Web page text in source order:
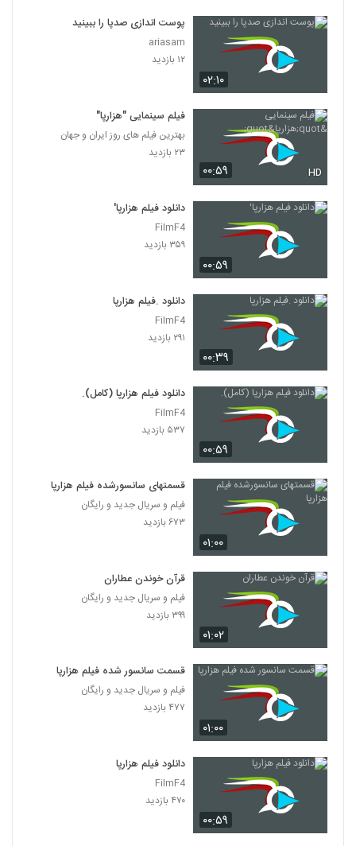
۰۲:۱۰
پوست اندازی صدپا را ببینید
ariasam
۱۲ بازدید
۰۰:۵۹ HD
فیلم سینمایی "هزارپا"
بهترین فیلم های روز ایران و جهان
۲۳ بازدید
۰۰:۵۹
دانلود فیلم هزارپا'
FilmF4
۳۵۹ بازدید
۰۰:۳۹
دانلود .فیلم هزارپا
FilmF4
۲۹۱ بازدید
۰۰:۵۹
دانلود فیلم هزارپا (کامل).
FilmF4
۵۳۷ بازدید
۰۱:۰۰
قسمتهای سانسورشده فیلم هزارپا
فیلم و سریال جدید و رایگان
۶۷۳ بازدید
۰۱:۰۲
قرآن خوندن عطاران
فیلم و سریال جدید و رایگان
۳۹۹ بازدید
۰۱:۰۰
قسمت سانسور شده فیلم هزارپا
فیلم و سریال جدید و رایگان
۴۷۷ بازدید
۰۰:۵۹
دانلود فیلم هزارپا
FilmF4
۴۷۰ بازدید